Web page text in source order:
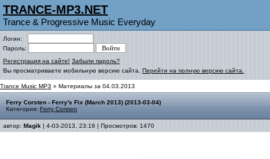
TRANCE-MP3.NET
Trance & Progressive Music Everyday
Логин:
Пароль:
Регистрация на сайте! Забыли пароль?
Вы просматриваете мобильную версию сайта. Перейти на полную версию сайта.
Trance Music MP3 » Материалы за 04.03.2013
Ferry Corsten - Ferry's Fix (March 2013) (2013-03-04)
Категория: Ferry Corsten
автор: Magik | 4-03-2013, 23:16 | Просмотров: 1470